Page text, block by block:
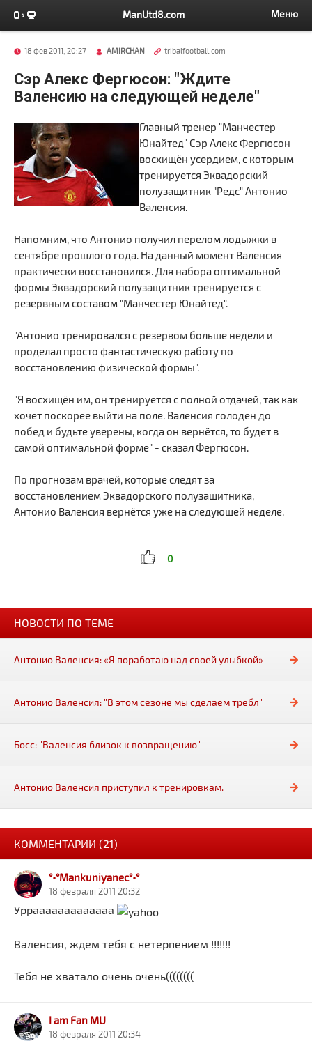
ManUtd8.com Меню
18 фев 2011, 20:27 AMIRCHAN tribalfootball.com
Сэр Алекс Фергюсон: "Ждите
Валенсию на следующей неделе"
Главный тренер "Манчестер
Юнайтед" Сэр Алекс Фергюсон
восхищён усердием, с которым
тренируется Эквадорский
полузащитник "Редс" Антонио
Валенсия.
Напомним, что Антонио получил перелом лодыжки в
сентябре прошлого года. На данный момент Валенсия
практически восстановился. Для набора оптимальной
формы Эквадорский полузащитник тренируется с
резервным составом "Манчестер Юнайтед".
"Антонио тренировался с резервом больше недели и
проделал просто фантастическую работу по
восстановлению физической формы".
"Я восхищён им, он тренируется с полной отдачей, так как
хочет поскорее выйти на поле. Валенсия голоден до
побед и будьте уверены, когда он вернётся, то будет в
самой оптимальной форме" - сказал Фергюсон.
По прогнозам врачей, которые следят за
восстановлением Эквадорского полузащитника,
Антонио Валенсия вернётся уже на следующей неделе.
0
НОВОСТИ ПО ТЕМЕ
Антонио Валенсия: «Я поработаю над своей улыбкой»
Антонио Валенсия: "В этом сезоне мы сделаем требл"
Босс: "Валенсия близок к возвращению"
Антонио Валенсия приступил к тренировкам.
КОММЕНТАРИИ (21)
°•°Mankuniyanec°•°
18 февраля 2011 20:32
Уррааааааааааааа
Валенсия, ждем тебя с нетерпением !!!!!!!
Тебя не хватало очень очень((((((((
I am Fan MU
18 февраля 2011 20:34